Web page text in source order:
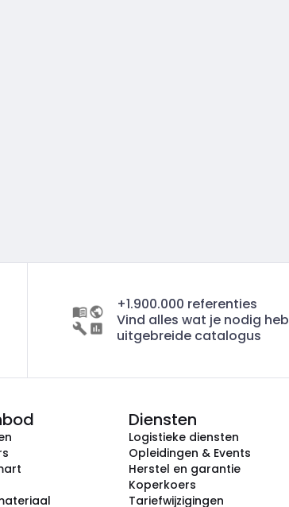
+1.900.000 referenties
Vind alles wat je nodig
uitgebreide catalogus
Diensten
Logistieke diensten
Opleidingen & Events
Herstel en garantie
Koperkoers
Tariefwijzigingen